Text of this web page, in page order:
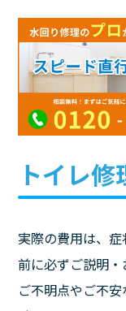
トイレ
実際の費用は、
前に必ずご説明・
ご不明点やご不